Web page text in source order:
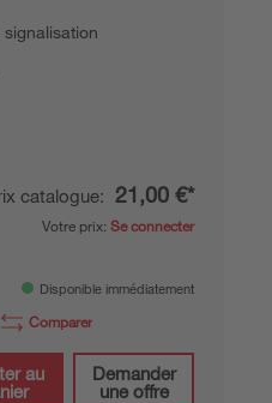
catalogue: 21,00 €*
Votre prix: Se connecter
Disponible immédiatement
Comparer
au
Demander
une offre